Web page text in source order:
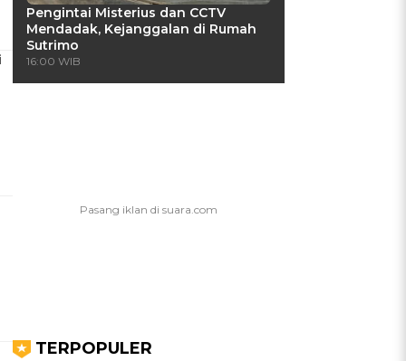
Pengintai Misterius dan CCTV
Mendadak, Kejanggalan di Rumah
Sutrimo
16:00 WIB
TERPOPULER